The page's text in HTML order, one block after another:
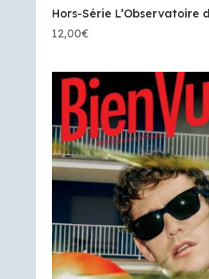
Hors-Série L’Observatoire
12,00€